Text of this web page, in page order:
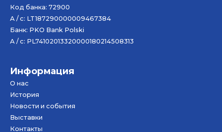
Код банка: 72900
А / с: LT187290000009467384
Банк: PKO Bank Polski
А / с: PL74102013320000180214508313
Информация
О нас
История
Новости и события
Bыставки
Контакты